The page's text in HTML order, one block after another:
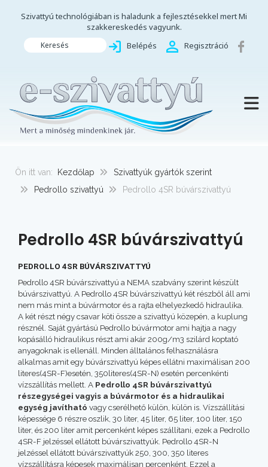
Szivattyú technológiában is haladunk a fejlesztésekkel mert Mi
szakkereskedés vagyunk.
Keresés Belépés Regisztráció
Ön itt van: Kezdőlap
Szivattyúk gyártók szerint
Pedrollo szivattyú
Pedrollo 4SR búvárszivattyú
Pedrollo 4SR búvárszivattyú
PEDROLLO 4SR BÚVÁRSZIVATTYÚ
Pedrollo 4SR búvárszivattyú a NEMA szabvány szerint készült
búvárszivattyú. A Pedrollo 4SR búvárszivattyú két részből áll ami
nem más mint a búvármotor és a rajta elhelyezkedő hidraulika.
A két részt négy csavar köti össze a szivattyú közepén, a kuplung
résznél. Saját gyártású Pedrollo búvármotor ami hajtja a nagy
kopásálló hidraulikus részt ami akár 200g/m3 szilárd koptató
anyagoknak is ellenáll. Minden álltalános felhasználásra
alkalmas amit egy búvárszivattyú képes ellátni maximálisan 200
literes(4SR-F)esetén, 350literes(4SR-N) esetén percenkénti
vízszállítás mellett. A Pedrollo 4SR búvárszivattyú
részegységei vagyis a búvármotor és a hidraulikai
egység javítható vagy cserélhető külön, külön is. Vízszállítási
képessége 6 részre oszlik, 30 liter, 45 liter, 65 liter, 100 liter, 150
liter, és 200 liter amit percenként képes szállítani, ezek a Pedrollo
4SR-F jelzéssel ellátott búvárszivattyúk. Pedrollo 4SR-N
jelzéssel ellátott búvárszivattyúk 250, 300, 350 literes
vízszállításra képesek maximálisan percenként. Ezzel a